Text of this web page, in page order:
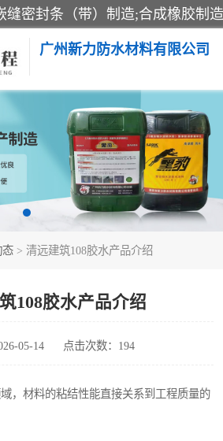
广州新力防水材料有限公司
态 > 清远建筑108胶水产品介绍
108胶水产品介绍
05-14 点击次数：194
，材料的粘结性能直接关系到工程质量的